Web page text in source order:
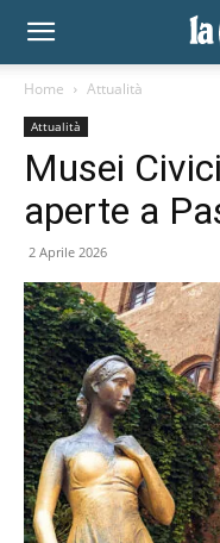
Home Attualità
Attualità
Musei
aperte a
2 Aprile 2026